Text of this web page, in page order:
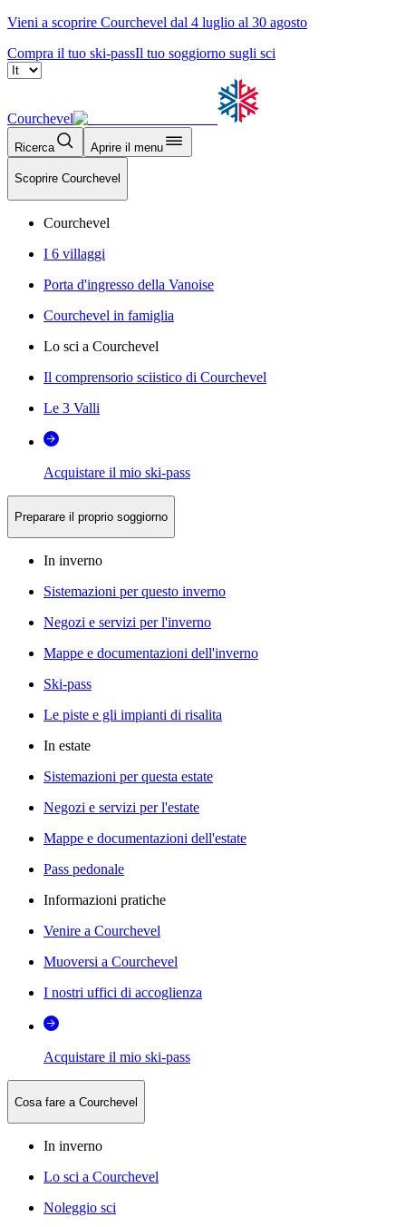
Vieni a scoprire Courchevel dal 4 luglio al 30 agosto
Compra il tuo ski-passIl tuo soggiorno sugli sci
Courchevel
Ricerca Aprire il menu
Scoprire Courchevel
Courchevel
I 6 villaggi
Porta d'ingresso della Vanoise
Courchevel in famiglia
Lo sci a Courchevel
Il comprensorio sciistico di Courchevel
Le 3 Valli
Acquistare il mio ski-pass
Preparare il proprio soggiorno
In inverno
Sistemazioni per questo inverno
Negozi e servizi per l'inverno
Mappe e documentazioni dell'inverno
Ski-pass
Le piste e gli impianti di risalita
In estate
Sistemazioni per questa estate
Negozi e servizi per l'estate
Mappe e documentazioni dell'estate
Pass pedonale
Informazioni pratiche
Venire a Courchevel
Muoversi a Courchevel
I nostri uffici di accoglienza
Acquistare il mio ski-pass
Cosa fare a Courchevel
In inverno
Lo sci a Courchevel
Noleggio sci